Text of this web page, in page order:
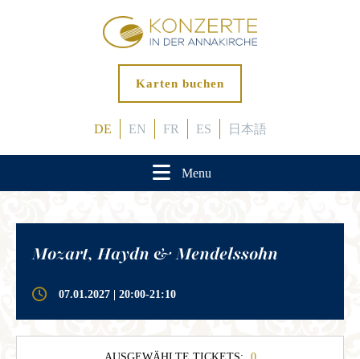
Karten buchen
DE EN FR ES 日本語
Menu
Mozart, Haydn & Mendelssohn
07.01.2027 | 20:00-21:10